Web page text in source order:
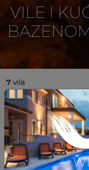
VILE I
7 vila
DODATNA